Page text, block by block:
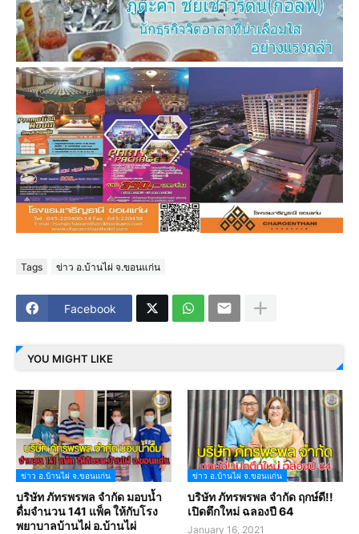
Tags ข่าว อ.บ้านไผ่ จ.ขอนแก่น
Facebook
YOU MIGHT LIKE
ข่าว อ.บ้านไผ่ จ.ขอนแก่น
บริษัท ภัทรพรพล จำกัด มอบน้ำ
ดื่มจำนวน 141 แพ็ค ให้กับโรง
พยาบาลบ้านไผ่ อ.บ้านไผ่
ข่าว อ.บ้านไผ่ จ.ขอนแก่น
บริษัท ภัทรพรพล จำกัด ฤกษ์ดี!!
เปิดตึกใหม่ ฉลองปี 64
January 16, 2021